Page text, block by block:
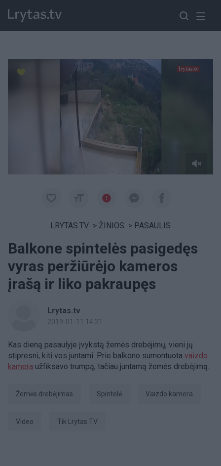
LRYTAS.TV > ŽINIOS > PASAULIS
Balkone spintelės pasigedęs
vyras peržiūrėjo kameros
įrašą ir liko pakraupęs
Lrytas.tv
2019-01-11 14:21
Kas dieną pasaulyje įvykstą žemės drebėjimų, vieni jų
stipresni, kiti vos juntami. Prie balkono sumontuota vaizdo
kamera užfiksavo trumpą, tačiau juntamą žemės drebėjimą.
žemės drebėjimas spintelė vaizdo kamera
Video tik Lrytas.TV